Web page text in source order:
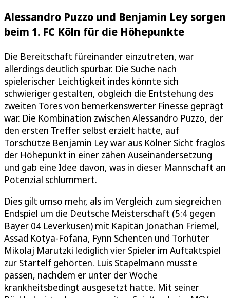
Alessandro Puzzo und Benjamin Ley sorgen
beim 1. FC Köln für die Höhepunkte
Die Bereitschaft füreinander einzutreten, war
allerdings deutlich spürbar. Die Suche nach
spielerischer Leichtigkeit indes könnte sich
schwieriger gestalten, obgleich die Entstehung des
zweiten Tores von bemerkenswerter Finesse geprägt
war. Die Kombination zwischen Alessandro Puzzo, der
den ersten Treffer selbst erzielt hatte, auf
Torschütze Benjamin Ley war aus Kölner Sicht fraglos
der Höhepunkt in einer zähen Auseinandersetzung
und gab eine Idee davon, was in dieser Mannschaft an
Potenzial schlummert.
Dies gilt umso mehr, als im Vergleich zum siegreichen
Endspiel um die Deutsche Meisterschaft (5:4 gegen
Bayer 04 Leverkusen) mit Kapitän Jonathan Friemel,
Assad Kotya-Fofana, Fynn Schenten und Torhüter
Mikolaj Marutzki lediglich vier Spieler im Auftaktspiel
zur Startelf gehörten. Luis Stapelmann musste
passen, nachdem er unter der Woche
krankheitsbedingt ausgesetzt hatte. Mit seiner